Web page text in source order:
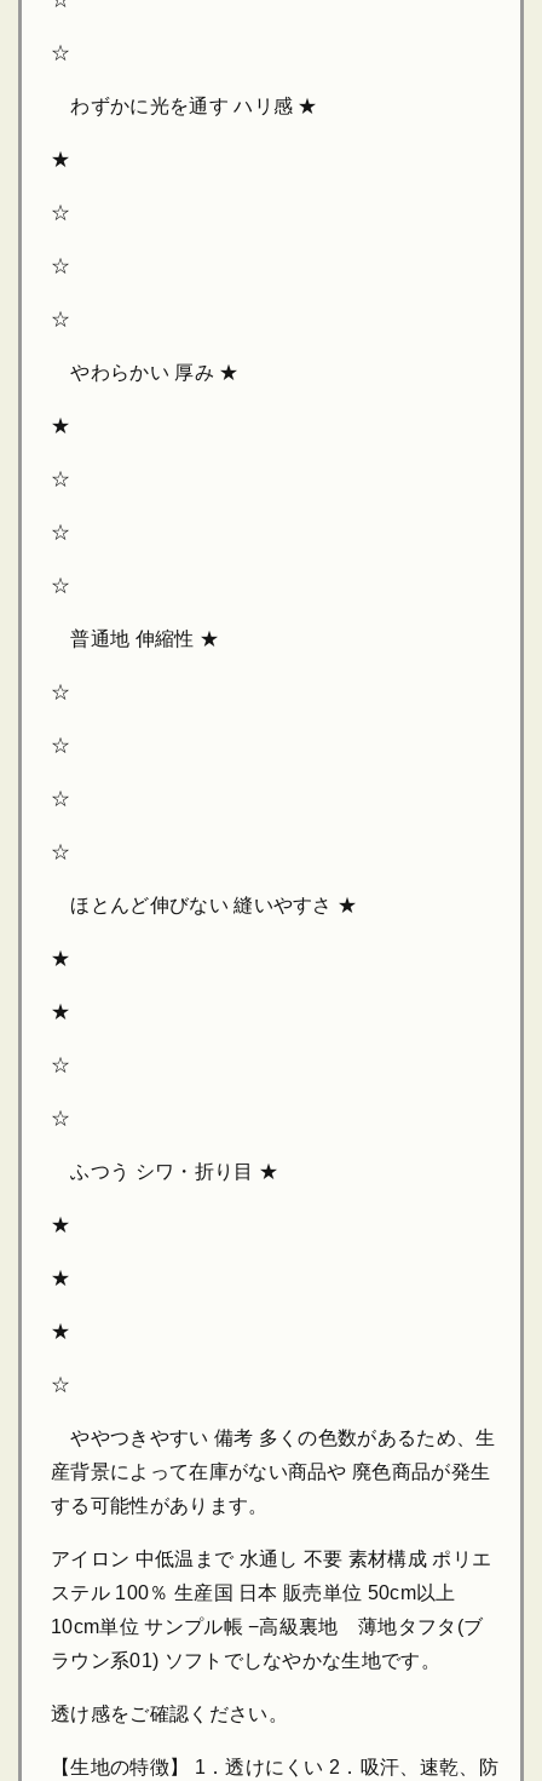
☆
わずかに光を通す ハリ感 ★
★
☆
☆
☆
やわらかい 厚み ★
★
☆
☆
☆
普通地 伸縮性 ★
☆
☆
☆
☆
ほとんど伸びない 縫いやすさ ★
★
★
☆
☆
ふつう シワ・折り目 ★
★
★
★
☆
ややつきやすい 備考 多くの色数があるため、生
産背景によって在庫がない商品や 廃色商品が発生
する可能性があります。
アイロン 中低温まで 水通し 不要 素材構成 ポリエ
ステル 100％ 生産国 日本 販売単位 50cm以上
10cm単位 サンプル帳 −高級裏地 薄地タフタ(ブ
ラウン系01) ソフトでしなやかな生地です。
透け感をご確認ください。
【生地の特徴】 1．透けにくい 2．吸汗、速乾、防